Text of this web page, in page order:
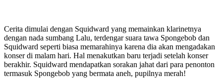
Cerita dimulai dengan Squidward yang memainkan klarinetnya
dengan nada sumbang Lalu, terdengar suara tawa Spongebob dan
Squidward seperti biasa memarahinya karena dia akan mengadakan
konser di malam hari. Hal menakutkan baru terjadi setelah konser
berakhir. Squidward mendapatkan sorakan jahat dari para penonton
termasuk Spongebob yang bermata aneh, pupilnya merah!